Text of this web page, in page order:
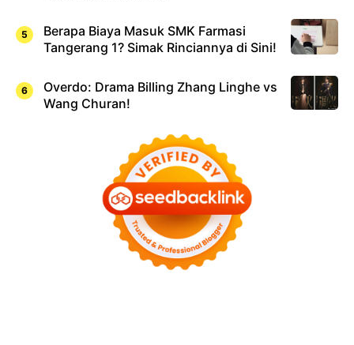
Berapa Biaya Masuk SMK Farmasi
Tangerang 1? Simak Rinciannya di Sini!
Overdo: Drama Billing Zhang Linghe vs
Wang Churan!